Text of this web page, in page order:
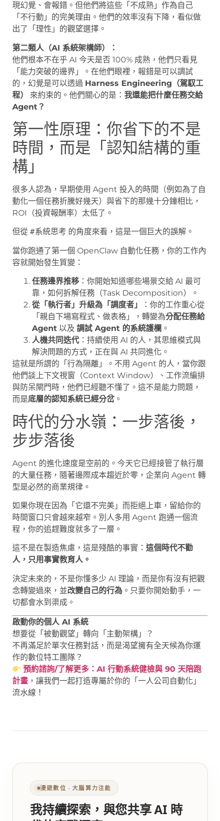
現幻覺、會報錯。但他們將這些「不成熟」作為自己
「不行動」的完美理由。他們的效率沒有下降，看似做
出了「理性」的觀望選擇。
第二類人（AI 系統架構師）：
他們根本不在乎 AI 今天是否 100% 成熟，他們只看見
「能力突破的邊界」。在他們眼裡，報錯是可以調試
的，幻覺是可以透過 Harness Engineering（駕馭工
程）
來約束的。他們關心的是： 我還能把什麼任務交給
Agent？
第一性原理：你省下的不是
時間，而是「認知結構的重
構」
很多人認為，早期使用 Agent 投入的時間（例如為了自
動化一個任務折騰好幾天）與省下的那幾十分鐘相比，
ROI（投資報酬率）太低了。
但從 #系統思考 的角度來看，這是一個巨大的誤解。
當你跑通了第一個 OpenClaw 自動化任務，你的工作內
容就開始發生質變：
任務邊界推移 ：你開始知道哪些場景交給 AI 最可
靠，如何拆解任務（Task Decomposition）。
從「執行者」升級為「調度者」
：你的工作重心從
「親自下場寫程式、做表格」，轉變為分配任務給
Agent 以及 調試 Agent 的系統護欄 。
人機共同迭代：持續使用 AI 的人，其思維模式與
解決問題的方式，正在與 AI 共同進化。
這就是所謂的「行為隔離」。不用 Agent 的人，當你跟
他們談上下文視窗（Context Window）、工作流編排
與防呆閘門時，他們已經聽不懂了。這不是能力問題，
而是底層的認知系統已經分岔 。
時代的分水嶺：一步落後，
步步落後
Agent 的進化速度是空前的。今天它已經接管了執行層
的大量任務，隨著邊際成本趨近於零，企業向 Agent 轉
型是必然的商業規律。
如果你現在因為「它還不完美」而拒絕上車，留給你的
時間窗口只會越來越窄。別人多用 Agent 跑通一個流
程，你的追趕難度就多了一層。
這不是在製造焦慮，這是殘酷的事實： 這個時代不勸
人，只用事實教育人。
決定未來的，不是你懂多少 AI 理論，而是你有沒有把觀
念轉變過來，並改變自己的行為 。只要你開始動手，一
切都會水到渠成。
啟動你的個人 AI 系統
想要從「被動觀望」轉向「主動架構」？
不再滿足於單次任務對話，而是渴望擁有全天候為你運
作的數位特工團隊？
預約諮詢/了解更多：AI 行動系統健檢與 90 天陪跑
計畫 ，讓我們一起打造專屬於你的「一人公司自動化」
流水線！
漫遊數位 ‧ 大腦算力注能
我持續探索，與您共享 AI 時